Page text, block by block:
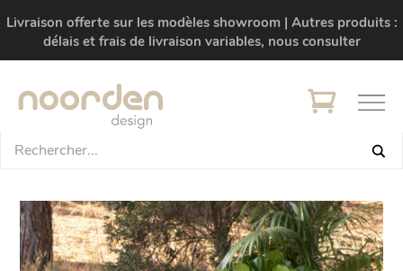
Livraison offerte sur les modèles showroom | Autres produits :
délais et frais de livraison variables, nous consulter
+